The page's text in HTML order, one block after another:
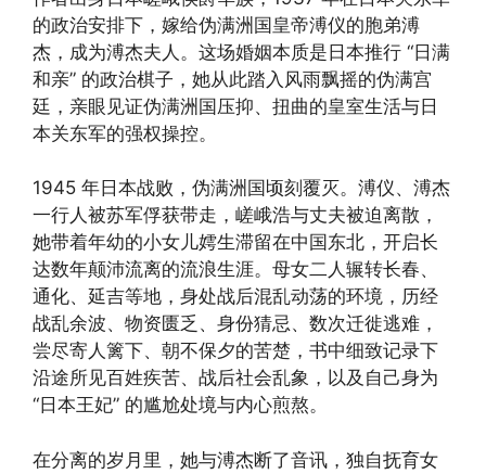
的政治安排下，嫁给伪满洲国皇帝溥仪的胞弟溥
杰，成为溥杰夫人。这场婚姻本质是日本推行 “日满
和亲” 的政治棋子，她从此踏入风雨飘摇的伪满宫
廷，亲眼见证伪满洲国压抑、扭曲的皇室生活与日
本关东军的强权操控。
1945 年日本战败，伪满洲国顷刻覆灭。溥仪、溥杰
一行人被苏军俘获带走，嵯峨浩与丈夫被迫离散，
她带着年幼的小女儿嫮生滞留在中国东北，开启长
达数年颠沛流离的流浪生涯。母女二人辗转长春、
通化、延吉等地，身处战后混乱动荡的环境，历经
战乱余波、物资匮乏、身份猜忌、数次迁徙逃难，
尝尽寄人篱下、朝不保夕的苦楚，书中细致记录下
沿途所见百姓疾苦、战后社会乱象，以及自己身为
“日本王妃” 的尴尬处境与内心煎熬。
在分离的岁月里，她与溥杰断了音讯，独自抚育女